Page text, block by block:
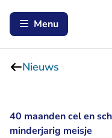
Menu
Nieuws
40 maanden cel en
minderjarig meisje